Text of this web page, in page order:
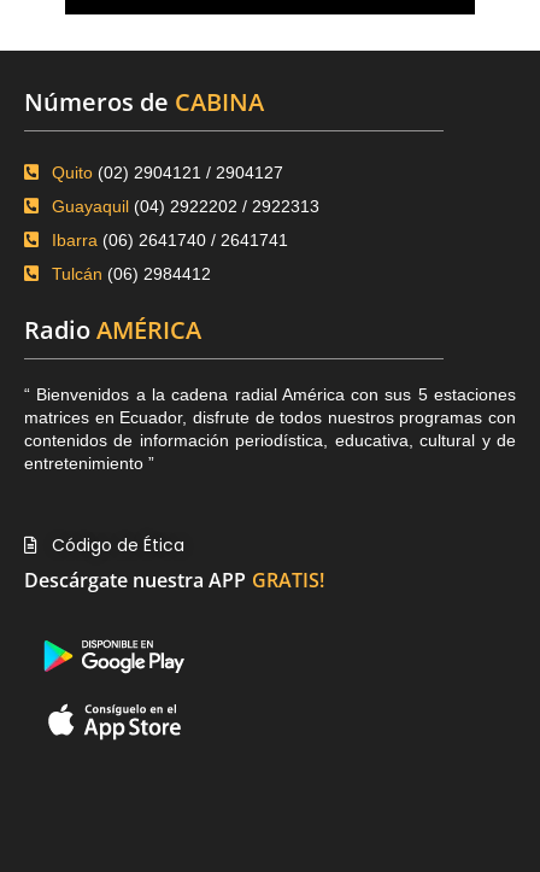
Números de CABINA
Quito (02) 2904121 / 2904127
Guayaquil (04) 2922202 / 2922313
Ibarra (06) 2641740 / 2641741
Tulcán (06) 2984412
RadioAMÉRICA
“ Bienvenidos a la cadena radial América con sus 5 estaciones
matrices en Ecuador, disfrute de todos nuestros programas con
contenidos de información periodística, educativa, cultural y de
entretenimiento ”
Código de Ética
Descárgate nuestra APP GRATIS!